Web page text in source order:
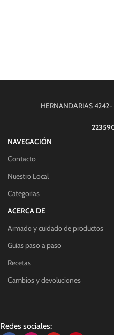
HERNANDARIAS
NAVEGACIÓN
Contacto
Nuestro Local
Categorias
ACERCA DE
Armado y cuidado de productos
Guías paso a paso
Recetas
Cambios y devoluciones
Redes sociales: